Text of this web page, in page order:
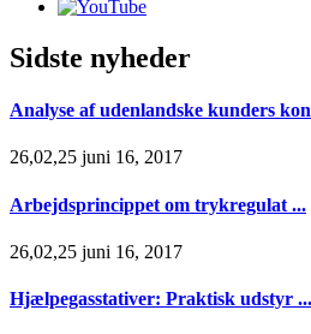
Sidste nyheder
Analyse af udenlandske kunders
26,02,25 juni 16, 2017
Arbejdsprincippet om trykregulat ...
26,02,25 juni 16, 2017
Hjælpegasstativer: Praktisk udstyr ...